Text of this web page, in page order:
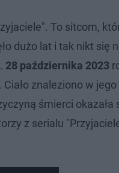
To sitcom,
dużo lat i tak nikt się
28 października 2023
znaleziono w jego
śmierci okazała
z serialu